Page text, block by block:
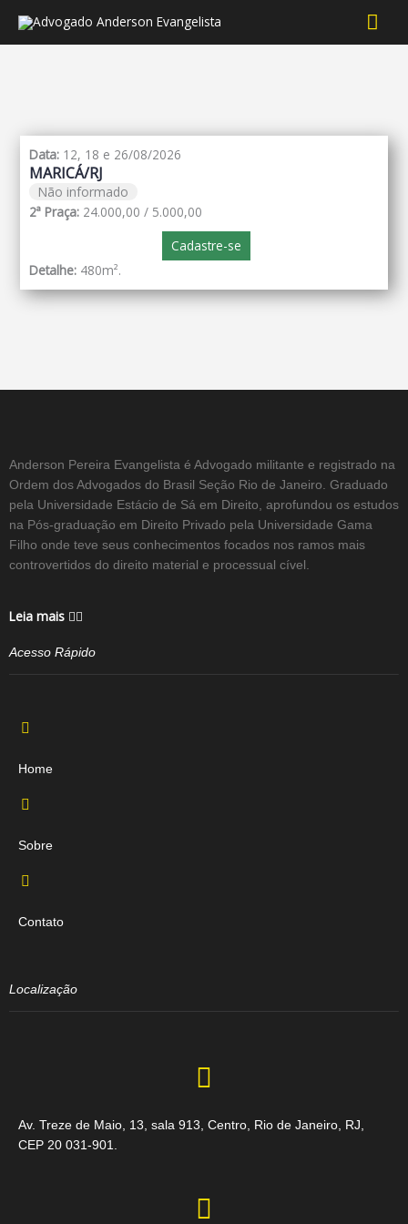
Data: 12, 18 e 26/08/2026
MARICÁ/RJ
Não informado
2ª Praça: 24.000,00 / 5.000,00
Cadastre-se
Detalhe: 480m².
Anderson Pereira Evangelista é Advogado militante e registrado na
Ordem dos Advogados do Brasil Seção Rio de Janeiro. Graduado
pela Universidade Estácio de Sá em Direito, aprofundou os estudos
na Pós-graduação em Direito Privado pela Universidade Gama
Filho onde teve seus conhecimentos focados nos ramos mais
controvertidos do direito material e processual cível.
Leia mais
Acesso Rápido
Home
Sobre
Contato
Localização
Av. Treze de Maio, 13, sala 913, Centro, Rio de Janeiro, RJ,
CEP 20 031-901.